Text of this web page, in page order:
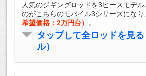
人気のジギングロッドを3ピースモデ
のがこちらのモバイル3シリーズになり
希望価格：2万円台）
。
タップして全ロッドを見
ル）